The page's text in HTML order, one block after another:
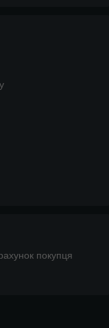
покупця